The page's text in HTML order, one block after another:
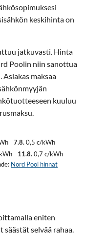
keskihinta on
jatkuvasti. Hinta
Poolin niin sanottua
maksaa
kuuluu
7.8.0,5 c/kWh
11.8.0,7 c/kWh
Nord Pool hinnat
eniten
selvää rahaa.